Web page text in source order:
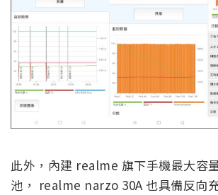
此外，內建 realme 旗下手機最大容
池， realme narzo 30A 也具備反向